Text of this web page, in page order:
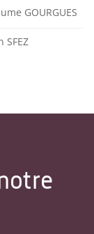
GOURGUES
SFEZ